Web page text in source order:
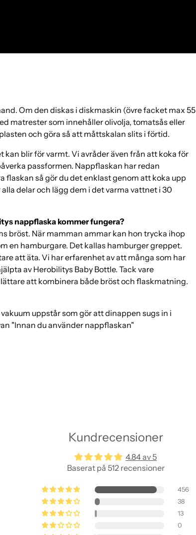
Om den diskas i diskmaskin (övre facket max 55
matrester som innehåller olivolja, tomatsås eller
och göra så att måttskalan slits i förtid.
blir för varmt. Vi avråder även från att koka för
passformen. Nappflaskan har redan
så gör du det enklast genom att koka upp
delar och lägg dem i det varma vattnet i 30
nappflaska kommer fungera?
bröst. När mamman ammar kan hon trycka ihop
en hamburgare. Det kallas hamburger greppet.
att äta. Vi har erfarenhet av att många som har
av Herobilitys Baby Bottle. Tack vare
att kombinera både bröst och flaskmatning.
uppstår som gör att dinappen sugs in i
"Innan du använder nappflaskan"
Kundrecensioner
4.84 av 5
Baserat på 512 recensioner
456
38
13
0